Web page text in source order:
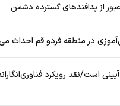
در منطقه فردو قم احداث
است/نقد رویکرد